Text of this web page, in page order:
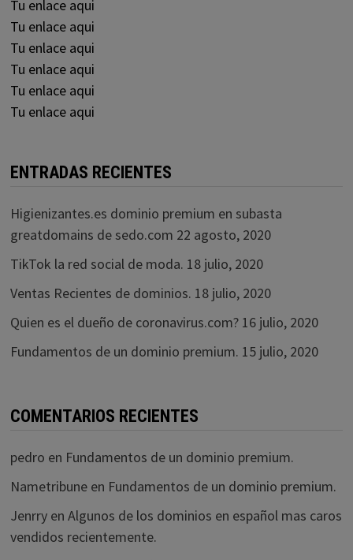
Tu enlace aqui
Tu enlace aqui
Tu enlace aqui
Tu enlace aqui
Tu enlace aqui
Tu enlace aqui
ENTRADAS RECIENTES
Higienizantes.es dominio premium en subasta
greatdomains de sedo.com 22 agosto, 2020
TikTok la red social de moda. 18 julio, 2020
Ventas Recientes de dominios. 18 julio, 2020
Quien es el dueño de coronavirus.com? 16 julio, 2020
Fundamentos de un dominio premium. 15 julio, 2020
COMENTARIOS RECIENTES
pedro en Fundamentos de un dominio premium.
Nametribuneen Fundamentos de un dominio premium.
Jenrryen Algunos de los dominios en español mas caros
vendidos recientemente.